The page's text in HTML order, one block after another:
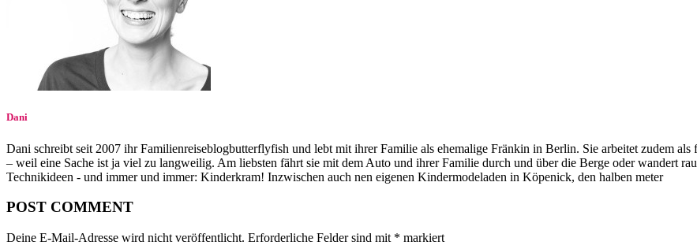
Dani
Dani schreibt seit 2007 ihr Familienreiseblogbutterflyfish und lebt mit ihrer Familie als ehemalige Fränkin in Berlin. Sie arbeitet zudem
– weil eine Sache ist ja viel zu langweilig. Am liebsten fährt sie mit dem Auto und ihrer Familie durch und über die Berge oder wandert
Technikideen - und immer und immer: Kinderkram! Inzwischen auch nen eigenen Kindermodeladen in Köpenick, den halben meter
POST COMMENT
Deine E-Mail-Adresse wird nicht veröffentlicht. Erforderliche Felder sind mit * markiert